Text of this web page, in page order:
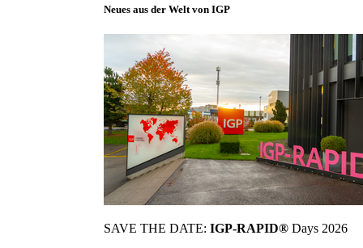
Neues aus der Welt von IGP
SAVE THE DATE: IGP-RAPID® Days 2026